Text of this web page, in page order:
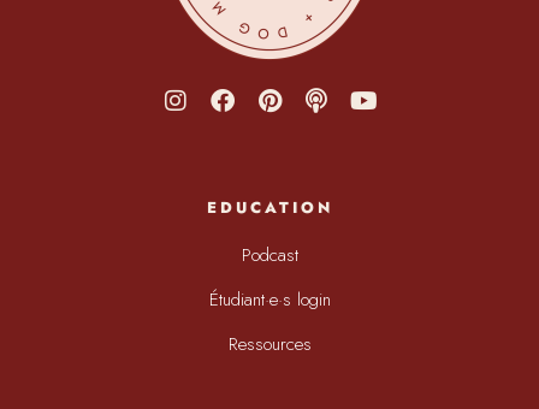
EDUCATION
Podcast
Étudiant·e·s login
Ressources